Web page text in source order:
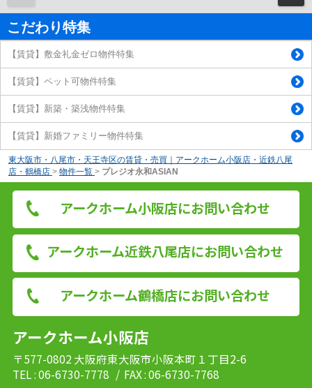
こだわり特集
【賃貸】敷金礼金ゼロ物件特集
【賃貸】ペット可物件特集
【賃貸】新築・築浅物件特集
【賃貸】新婚ファミリー物件特集
東大阪市・八尾市・天王寺区の賃貸・売買｜アークホーム小阪店・近鉄八尾
店・鶴橋店 > 物件一覧 > プレジオ永和ASIAN
アークホーム小阪店にお問い合わせ
アークホーム近鉄八尾店にお問い合わせ
アークホーム鶴橋店にお問い合わせ
アークホーム小阪店
〒577-0802 大阪府東大阪市小阪本町１丁目2-6
TEL : 06-6730-7778 / FAX : 06-6730-7768